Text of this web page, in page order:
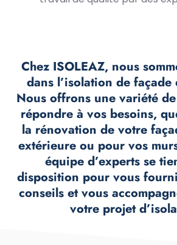
Chez ISOLEAZ, nous
dans l’isolation de façade
Nous offrons une variété
répondre à vos besoins,
la rénovation de votre
extérieure ou pour vos
équipe d’experts se
disposition pour vous
conseils et vous
votre projet